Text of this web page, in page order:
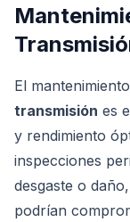
El
transmisión es
y rendimiento
inspecciones
desgaste o
podrían